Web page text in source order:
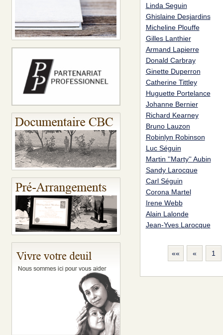
Linda Seguin
Ghislaine Desjardins
Micheline Plouffe
Gilles Lanthier
Armand Lapierre
Donald Carbray
Ginette Duperron
Catherine Tittley
Huguette Portelance
Johanne Bernier
Richard Kearney
Bruno Lauzon
Robinlyn Robinson
Luc Séguin
Martin ''Marty'' Aubin
Sandy Larocque
Carl Séguin
Corona Martel
Irene Webb
Alain Lalonde
Jean-Yves Larocque
«« « 1